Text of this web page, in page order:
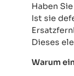
Haben
Ist sie
Dieses
Warum